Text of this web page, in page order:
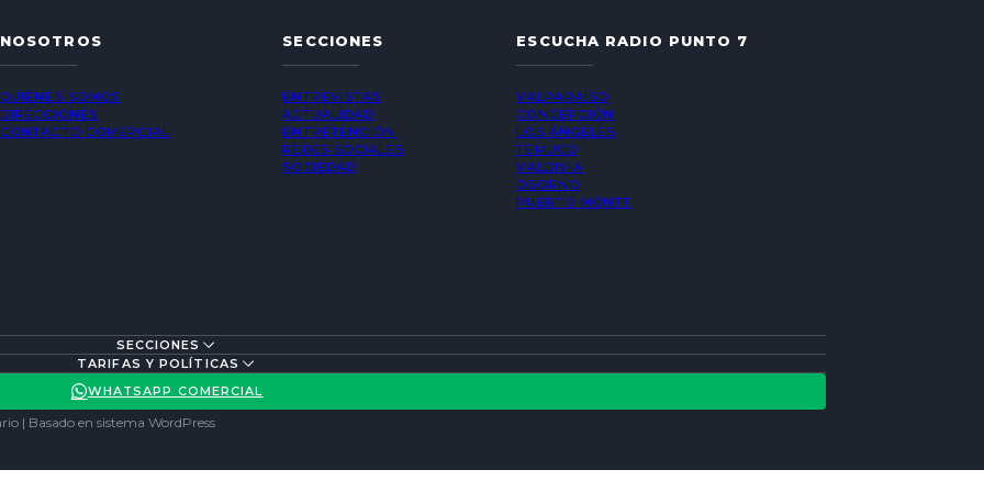
NOSOTROS
QUIÉNES SOMOS
DIRECCIONES
CONTACTO COMERCIAL
SECCIONES
ENTREVISTAS
ACTUALIDAD
ENTRETENCIÓN
REDES SOCIALES
SOCIEDAD
ESCUCHA RADIO PUNTO 7
VALPARAÍSO
CONCEPCIÓN
LOS ÁNGELES
TEMUCO
VALDIVIA
OSORNO
PUERTO MONTT
SECCIONES
TARIFAS Y POLÍTICAS
WHATSAPP COMERCIAL
| Basado en sistema WordPress